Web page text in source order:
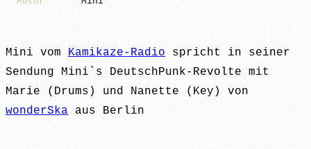
Mini vom Kamikaze-Radio spricht in seiner
Sendung Mini`s DeutschPunk-Revolte mit
Marie (Drums) und Nanette (Key) von
wonderSka aus Berlin